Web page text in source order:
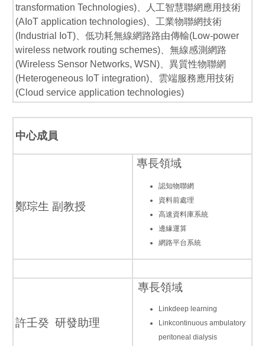
transformation Technologies)、人工智慧聯網應用技術
(AIoT application technologies)、工業物聯網技術
(Industrial IoT)、低功耗無線網路路由傳輸(Low-power
wireless network routing schemes)、無線感測網路
(Wireless Sensor Networks, WSN)、異質性物聯網
(Heterogeneous IoT integration)、雲端服務應用技術
(Cloud service application technologies)
中心成員
鄭琮生 副教授
專長領域
認知物聯網
資料前處理
高速資料庫系統
邊緣運算
網路平台系統
許壬癸 研發助理
專長領域
Linkdeep learning
Linkcontinuous ambulatory
peritoneal dialysis